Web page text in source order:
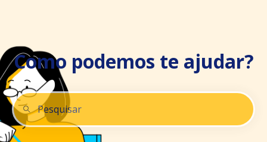
Como podemos te ajudar?
Não há sugestões porque o campo de pesquisa está